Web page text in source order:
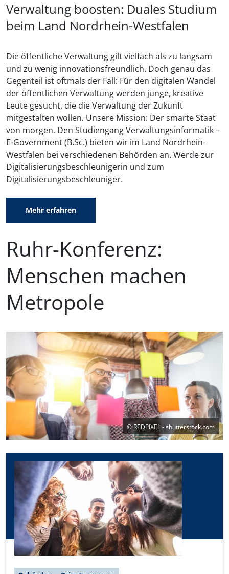
Verwaltung boosten: Duales Studium
beim Land Nordrhein-Westfalen
Die öffentliche Verwaltung gilt vielfach als zu langsam
und zu wenig innovationsfreundlich. Doch genau das
Gegenteil ist oftmals der Fall: Für den digitalen Wandel
der öffentlichen Verwaltung werden junge, kreative
Leute gesucht, die die Verwaltung der Zukunft
mitgestalten wollen. Unsere Mission: Der smarte Staat
von morgen. Den Studiengang Verwaltungsinformatik –
E-Government (B.Sc.) bieten wir im Land Nordrhein-
Westfalen bei verschiedenen Behörden an. Werde zur
Digitalisierungsbeschleunigerin und zum
Digitalisierungsbeschleuniger.
Mehr erfahren
Ruhr-Konferenz:
Menschen machen
Metropole
© REDPIXEL - shutterstock.com